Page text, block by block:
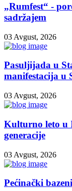
„Rumfest“ -
sadržajem
03 Avgust, 2026
Pasuljijada u
manifestacija u
03 Avgust, 2026
Kulturno leto u
generacije
03 Avgust, 2026
Pećinački